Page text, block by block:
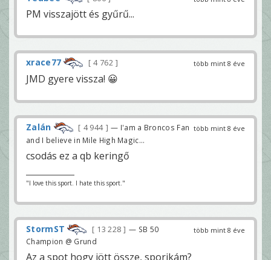
PM visszajött és gyűrű...
több mint 8 éve
xrace77 4 762
JMD gyere vissza! 😀
több mint 8 éve
Zalán 4 944
— I'am a Broncos Fan
and I believe in Mile High Magic...
csodás ez a qb keringő
"I love this sport. I hate this sport."
több mint 8 éve
StormST 13 228
— SB 50
Champion @ Grund
Az a spot hogy jött össze, sporikám?